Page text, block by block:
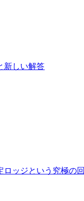
新しい解答
ッジという究極の